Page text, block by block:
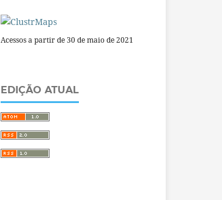
Acessos a partir de 30 de maio de 2021
EDIÇÃO ATUAL